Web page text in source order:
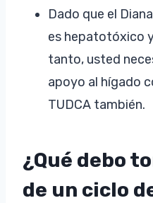
Dado que el
es hepatotóxico
tanto, usted
apoyo al hígado
TUDCA también.
¿Qué debo
de un ciclo